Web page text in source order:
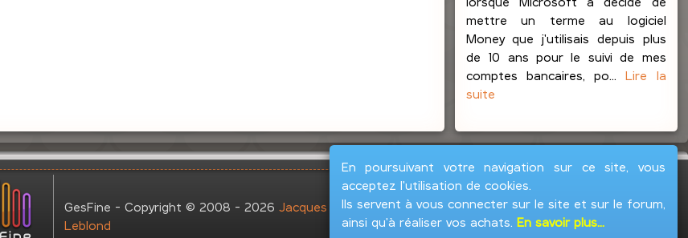
mettre un terme au logiciel
Money que j'utilisais depuis plus
de 10 ans pour le suivi de mes
comptes bancaires, po...Lire la
suite
En poursuivant votre navigation sur ce site, vous
acceptez l'utilisation de cookies.
Ils servent à vous connecter sur le site et sur le forum,
ainsi qu'à réaliser vos achats. En savoir plus...
GesFine - Copyright © 2008 - 2026Jacques
Leblond